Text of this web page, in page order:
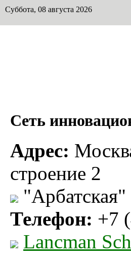
Суббота, 08 августа 2026
Сеть
Адрес:
строение 2
"Арбатская"
Телефон: +7
Lancman